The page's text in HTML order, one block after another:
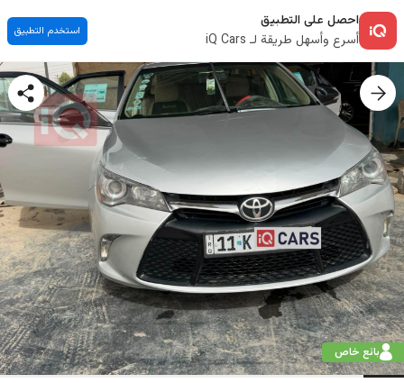
احصل على التطبيق
أسرع وأسهل طريقة لـ iQ Cars
استخدم التطبيق
بائع خاص